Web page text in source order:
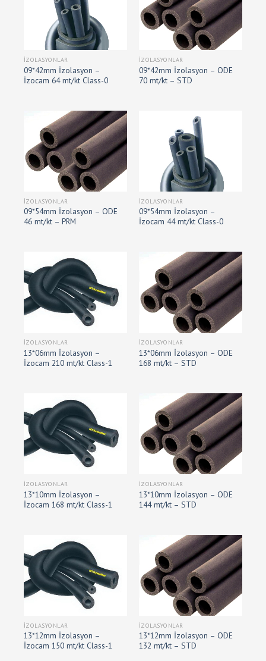
İZOLASYONLAR
09*42mm İzolasyon –
İzocam 64 mt/kt Class-0
İZOLASYONLAR
09*42mm İzolasyon – ODE
70 mt/kt – STD
İZOLASYONLAR
09*54mm İzolasyon – ODE
46 mt/kt – PRM
İZOLASYONLAR
09*54mm İzolasyon –
İzocam 44 mt/kt Class-0
İZOLASYONLAR
13*06mm İzolasyon –
İzocam 210 mt/kt Class-1
İZOLASYONLAR
13*06mm İzolasyon – ODE
168 mt/kt – STD
İZOLASYONLAR
13*10mm İzolasyon –
İzocam 168 mt/kt Class-1
İZOLASYONLAR
13*10mm İzolasyon – ODE
144 mt/kt – STD
İZOLASYONLAR
13*12mm İzolasyon –
İzocam 150 mt/kt Class-1
İZOLASYONLAR
13*12mm İzolasyon – ODE
132 mt/kt – STD